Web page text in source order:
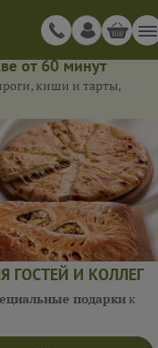
от 60 минут
киши и тарты,
ГОСТЕЙ И КОЛЛЕГ
подарки к